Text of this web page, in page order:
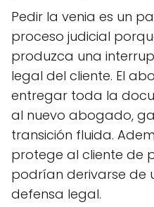
Pedir la venia es un
proceso judicial
produzca una
legal del cliente. El
entregar toda la
al nuevo abogado,
transición fluida.
protege al cliente de
podrían derivarse de
defensa legal.